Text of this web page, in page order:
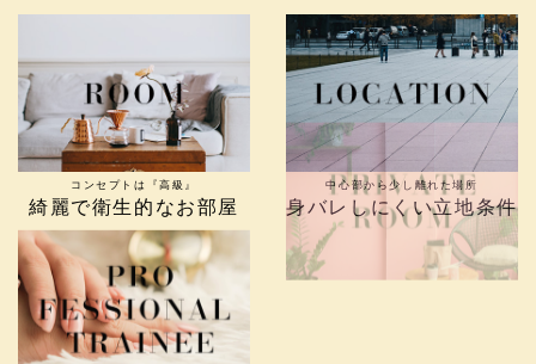
コンセプトは『高級』
綺麗で衛生的なお部屋
中心部から少し離れた場所
身バレしにくい立地条件